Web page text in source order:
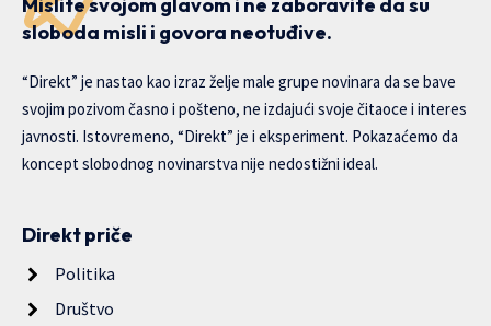
Mislite svojom glavom i ne zaboravite da su
sloboda misli i govora neotuđive.
“Direkt” je nastao kao izraz želje male grupe novinara da se bave
svojim pozivom časno i pošteno, ne izdajući svoje čitaoce i interes
javnosti. Istovremeno, “Direkt” je i eksperiment. Pokazaćemo da
koncept slobodnog novinarstva nije nedostižni ideal.
Direkt priče
Politika
Društvo